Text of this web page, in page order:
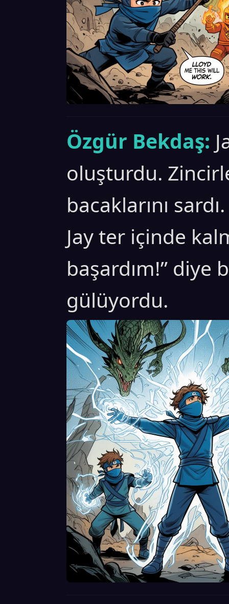
Özgür Bekdaş:
oluşturdu.
bacaklarını
Jay ter içinde
başardım!” diye
gülüyordu.